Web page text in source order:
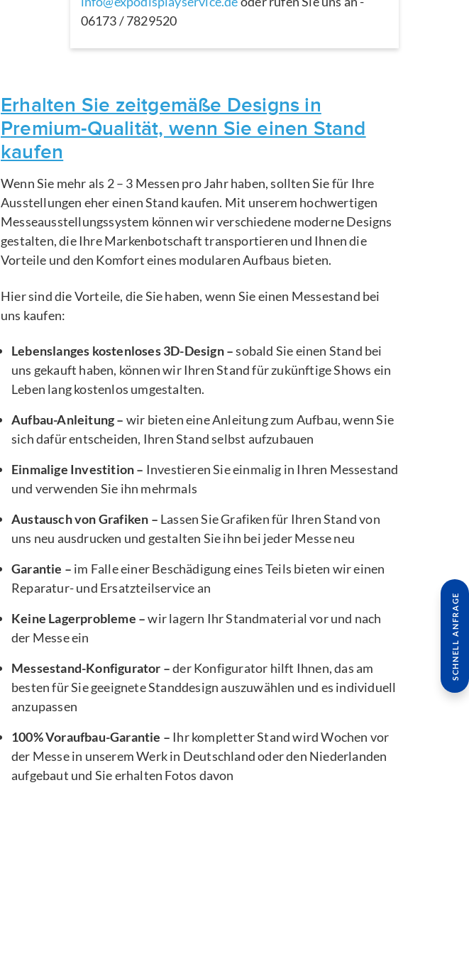
06173 / 7829520
Erhalten Sie zeitgemäße Designs in
Premium-Qualität, wenn Sie einen Stand
kaufen
Wenn Sie mehr als 2 – 3 Messen pro Jahr haben, sollten Sie für Ihre
Ausstellungen eher einen Stand kaufen. Mit unserem hochwertigen
Messeausstellungssystem können wir verschiedene moderne Designs
gestalten, die Ihre Markenbotschaft transportieren und Ihnen die
Vorteile und den Komfort eines modularen Aufbaus bieten.
Hier sind die Vorteile, die Sie haben, wenn Sie einen Messestand bei
uns kaufen:
Lebenslanges kostenloses 3D-Design –sobald Sie einen Stand bei
uns gekauft haben, können wir Ihren Stand für zukünftige Shows ein
Leben lang kostenlos umgestalten.
Aufbau-Anleitung – wir bieten eine Anleitung zum Aufbau, wenn Sie
sich dafür entscheiden, Ihren Stand selbst aufzubauen
Einmalige Investition – Investieren Sie einmalig in Ihren Messestand
und verwenden Sie ihn mehrmals
Austausch von Grafiken – Lassen Sie Grafiken für Ihren Stand von
uns neu ausdrucken und gestalten Sie ihn bei jeder Messe neu
Garantie – im Falle einer Beschädigung eines Teils bieten wir einen
Reparatur- und Ersatzteilservice an
Keine Lagerprobleme –wir lagern Ihr Standmaterial vor und nach
der Messe ein
Messestand-Konfigurator –der Konfigurator hilft Ihnen, das am
besten für Sie geeignete Standdesign auszuwählen und es individuell
anzupassen
100% Voraufbau-Garantie – Ihr kompletter Stand wird Wochen vor
der Messe in unserem Werk in Deutschland oder den Niederlanden
aufgebaut und Sie erhalten Fotos davon
SCHNELL ANFRAGE